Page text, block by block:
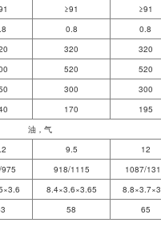
≥91 ≥91
0.8 0.8
320 320
520 520
300 300
170 195
油，气
9.5 12
918/1115 1087/
8.4×3.6×3.65
58 65